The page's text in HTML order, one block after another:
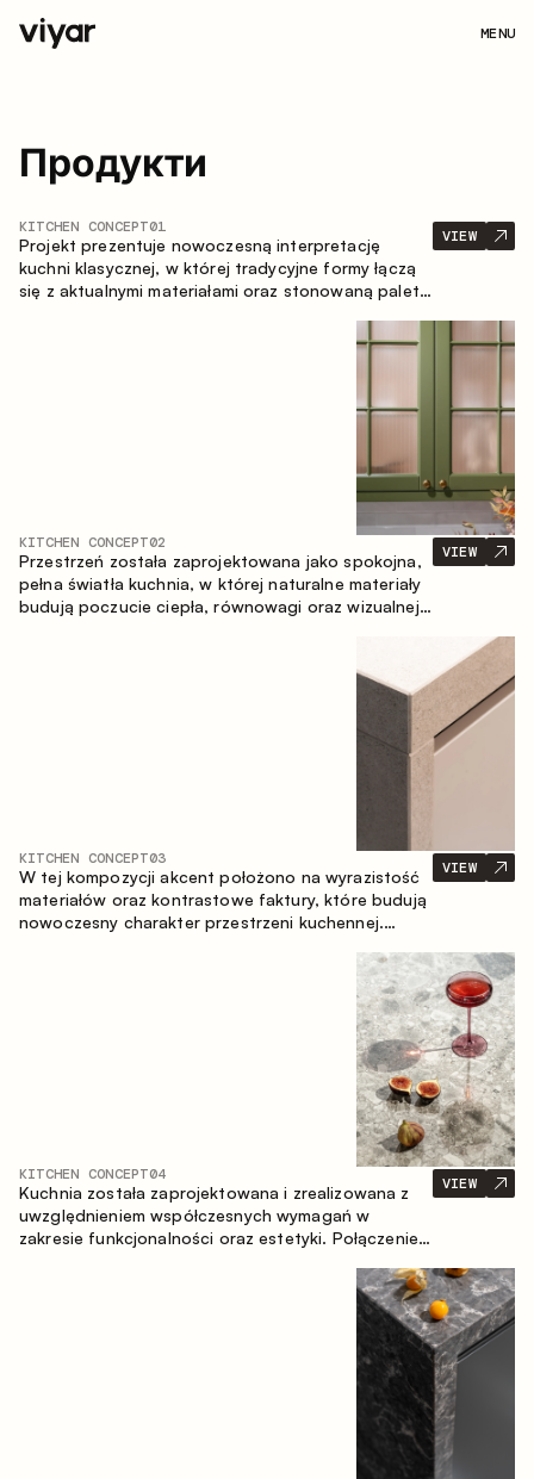
MENU
Продукти
KITCHEN CONCEPT01
Projekt prezentuje nowoczesną interpretację
kuchni klasycznej, w której tradycyjne formy łączą
się z aktualnymi materiałami oraz stonowaną paletą
kompozycja zabudowy tworzy komfortową i
VIEW
KITCHEN CONCEPT02
Przestrzeń została zaprojektowana jako spokojna,
pełna światła kuchnia, w której naturalne materiały
budują poczucie ciepła, równowagi oraz wizualnej
VIEW
KITCHEN CONCEPT03
W tej kompozycji akcent położono na wyrazistość
materiałów oraz kontrastowe faktury, które budują
nowoczesny charakter przestrzeni kuchennej.
nasyconą, taktylną kompozycję, w której każdy
VIEW
KITCHEN CONCEPT04
Kuchnia została zaprojektowana i zrealizowana z
uwzględnieniem współczesnych wymagań w
zakresie funkcjonalności oraz estetyki. Połączenie
VIEW